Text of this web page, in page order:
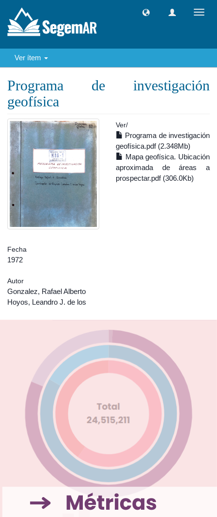
Ver ítem
Programa de investigación
geofísica
Ver/
Programa de investigación
geofísica.pdf (2.348Mb)
Mapa geofísica. Ubicación
aproximada de áreas a
prospectar.pdf (306.0Kb)
Fecha
1972
Autor
Gonzalez, Rafael Alberto
Hoyos, Leandro J. de los